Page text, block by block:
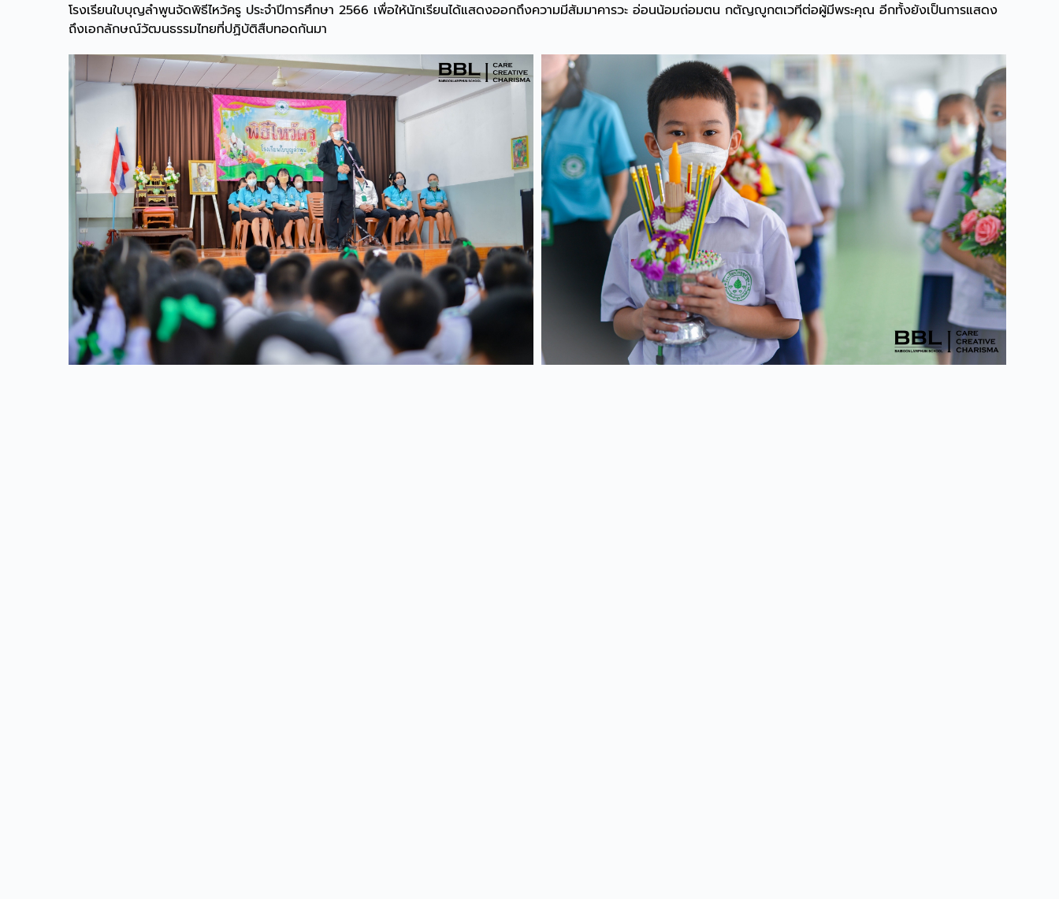
โรงเรียนใบบุญลำพูนจัดพิธีไหว้ครู ประจำปีการศึกษา 2566 เพื่อให้นักเรียนได้แสดงออกถึงความมีสัมมาคารวะ อ่อนน้อมถ่อมตน กตัญญูกตเวทีต่อผู้มีพระคุณ อีกทั้งยังเป็นการแสดง
ถึงเอกลักษณ์วัฒนธรรมไทยที่ปฏิบัติสืบทอดกันมา